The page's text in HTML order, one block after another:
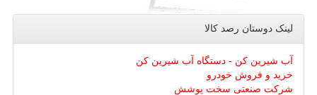
لینک دوستان رصد كالا
آب شیرین کن - دستگاه آب شیرین کن
خرید و فروش خودرو
شرکت صنعتی سخت پوشش